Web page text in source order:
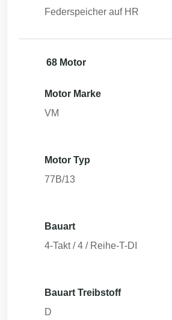
Federspeicher auf HR
68 Motor
Motor Marke
VM
Motor Typ
77B/13
Bauart
4-Takt / 4 / Reihe-T-DI
Bauart Treibstoff
D